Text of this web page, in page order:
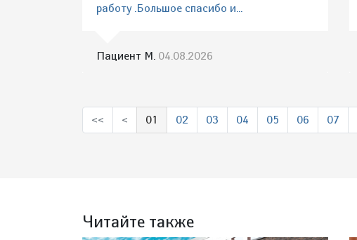
работу .Большое спасибо и...
Пациент М. 04.08.2026
<< <
01
02 03 04 05 06 07
Читайте также